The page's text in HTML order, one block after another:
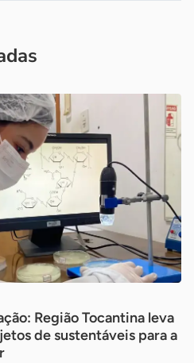
Região Tocantina leva
de sustentáveis para a